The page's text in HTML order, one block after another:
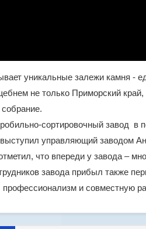
уникальные залежи камня -
не только Приморский
сортировочный завод в
управляющий заводом
что впереди у завода –
завода прибыл также
и совместную